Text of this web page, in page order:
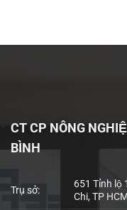
CT CP NÔNG
BÌNH
Trụ sở:
651 Tỉnh lộ
Chi, TP